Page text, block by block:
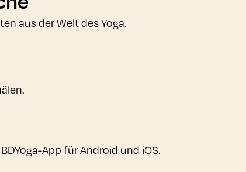
aus der Welt des Yoga.
App für Android und iOS.